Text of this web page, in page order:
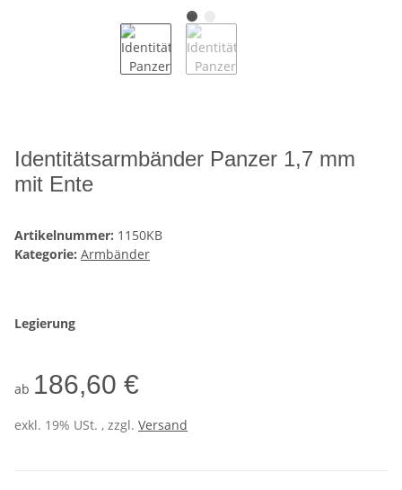
Identitätsarmbänder Panzer 1,7 mm
mit Ente
Artikelnummer: 1150KB
Kategorie: Armbänder
Legierung
ab 186,60 €
exkl. 19% USt. , zzgl. Versand